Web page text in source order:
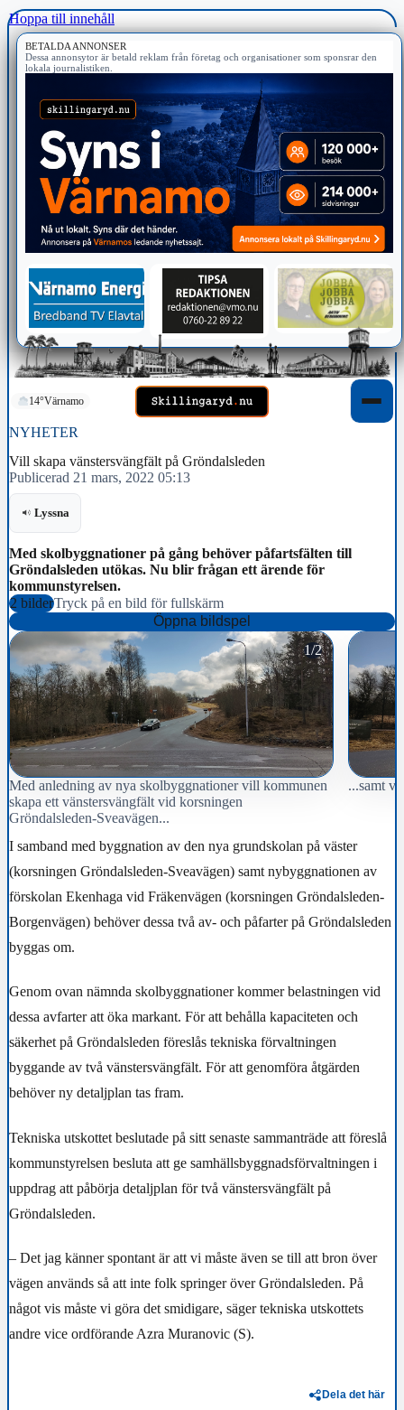
Hoppa till innehåll
BETALDA ANNONSER
Dessa annonsytor är betald reklam från företag och organisationer som sponsrar den
lokala journalistiken.
14°Värnamo
NYHETER
Vill skapa vänstersvängfält på Gröndalsleden
Publicerad 21 mars, 2022 05:13
Lyssna
Med skolbyggnationer på gång behöver påfartsfälten till
Gröndalsleden utökas. Nu blir frågan ett ärende för
kommunstyrelsen.
2 bilderTryck på en bild för fullskärm
Öppna bildspel
1/2
Med anledning av nya skolbyggnationer vill kommunen
skapa ett vänstersvängfält vid korsningen
Gröndalsleden-Sveavägen...
...samt
I samband med byggnation av den nya grundskolan på väster
(korsningen Gröndalsleden-Sveavägen) samt nybyggnationen av
förskolan Ekenhaga vid Fräkenvägen (korsningen Gröndalsleden-
Borgenvägen) behöver dessa två av- och påfarter på Gröndalsleden
byggas om.
Genom ovan nämnda skolbyggnationer kommer belastningen vid
dessa avfarter att öka markant. För att behålla kapaciteten och
säkerhet på Gröndalsleden föreslås tekniska förvaltningen
byggande av två vänstersvängfält. För att genomföra åtgärden
behöver ny detaljplan tas fram.
Tekniska utskottet beslutade på sitt senaste sammanträde att föreslå
kommunstyrelsen besluta att ge samhällsbyggnadsförvaltningen i
uppdrag att påbörja detaljplan för två vänstersvängfält på
Gröndalsleden.
– Det jag känner spontant är att vi måste även se till att bron över
vägen används så att inte folk springer över Gröndalsleden. På
något vis måste vi göra det smidigare, säger tekniska utskottets
andre vice ordförande Azra Muranovic (S).
Dela det här